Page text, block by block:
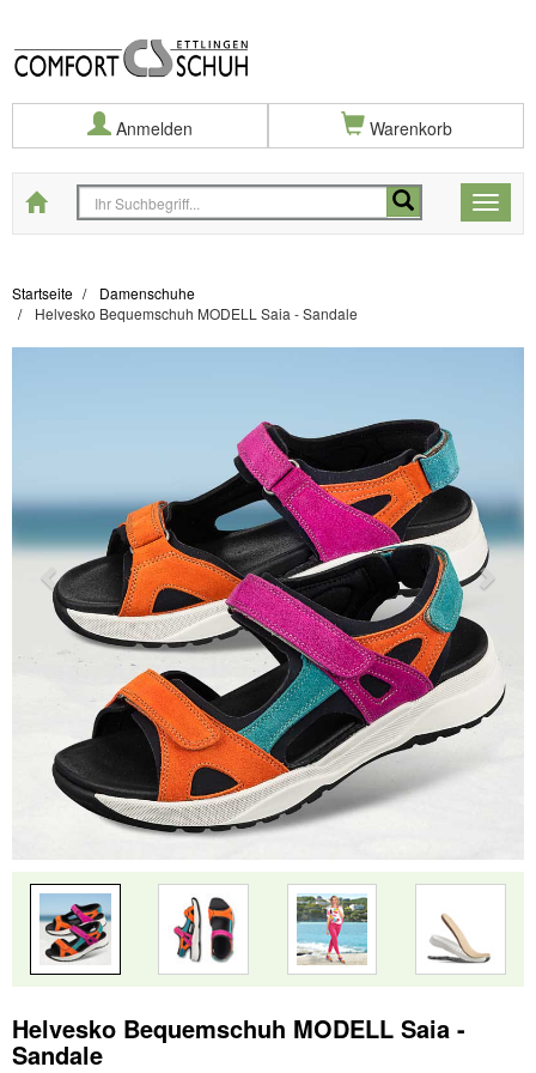
Anmelden Warenkorb
Toggle
Startseite
Startseite
Damenschuhe
Helvesko Bequemschuh MODELL Saia - Sandale
Helvesko Bequemschuh MODELL Saia -
Sandale